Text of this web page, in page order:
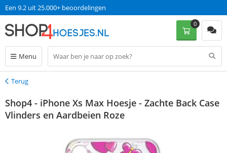
Een 9.2 uit 25.000+ beoordelingen
Menu
0
Terug
Terug
Shop4 - iPhone Xs Max Hoesje - Zachte Back Case
Vlinders en Aardbeien Roze